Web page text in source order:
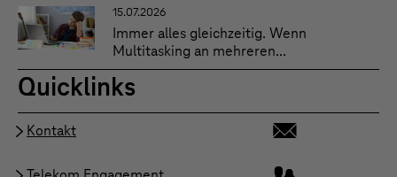
15.07.2026
Immer alles gleichzeitig. Wenn
Multitasking an mehreren...
Quicklinks
Kontakt